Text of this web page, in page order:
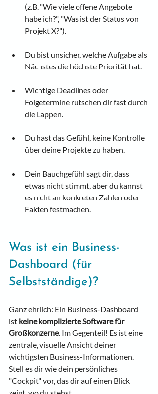
(z.B. "Wie viele offene Angebote
habe ich?", "Was ist der Status von
Projekt X?").
Du bist unsicher, welche Aufgabe als
Nächstes die höchste Priorität hat.
Wichtige Deadlines oder
Folgetermine rutschen dir fast durch
die Lappen.
Du hast das Gefühl, keine Kontrolle
über deine Projekte zu haben.
Dein Bauchgefühl sagt dir, dass
etwas nicht stimmt, aber du kannst
es nicht an konkreten Zahlen oder
Fakten festmachen.
Was ist ein Business-
Dashboard (für
Selbstständige)?
Ganz ehrlich: Ein Business-Dashboard
ist keine komplizierte Software für
Großkonzerne. Im Gegenteil! Es ist eine
zentrale, visuelle Ansicht deiner
wichtigsten Business-Informationen.
Stell es dir wie dein persönliches
"Cockpit" vor, das dir auf einen Blick
zeigt, wo du stehst.